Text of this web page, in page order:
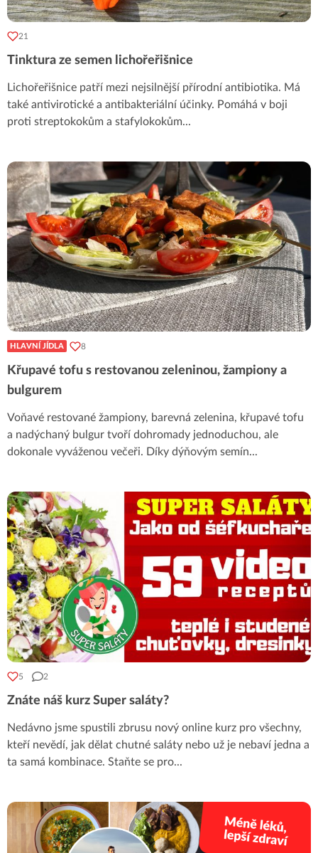
21
Tinktura ze semen lichořeřišnice
Lichořeřišnice patří mezi nejsilnější přírodní antibiotika. Má
také antivirotické a antibakteriální účinky. Pomáhá v boji
proti streptokokům a stafylokokům...
HLAVNÍ JÍDLA 8
Křupavé tofu s restovanou zeleninou, žampiony a
bulgurem
Voňavé restované žampiony, barevná zelenina, křupavé tofu
a nadýchaný bulgur tvoří dohromady jednoduchou, ale
dokonale vyváženou večeři. Díky dýňovým semín...
5 2
Znáte náš kurz Super saláty?
Nedávno jsme spustili zbrusu nový online kurz pro všechny,
kteří nevědí, jak dělat chutné saláty nebo už je nebaví jedna a
ta samá kombinace. Staňte se pro...